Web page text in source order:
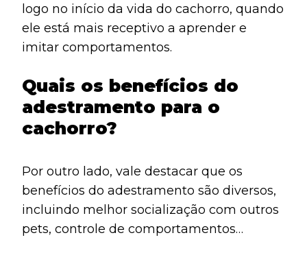
logo no início da vida do cachorro, quando
ele está mais receptivo a aprender e
imitar comportamentos.
Quais os benefícios do
adestramento para o
cachorro?
Por outro lado, vale destacar que os
benefícios do adestramento são diversos,
incluindo melhor socialização com outros
pets, controle de comportamentos